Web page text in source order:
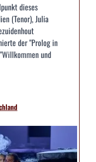
dieses
(Tenor), Julia
der "Prolog in
und